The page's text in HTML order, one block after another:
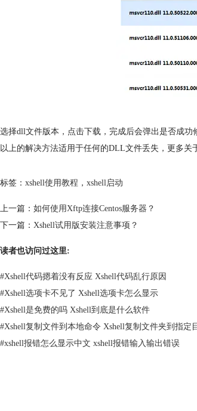
选择dll文件版本，点击下载，完成后会弹出是否成功
以上的解决方法适用于任何的DLL文件丢失，更多关
标签： xshell使用教程 ， xshell启动
上一篇： 如何使用Xftp连接Centos服务器？
下一篇： Xshell试用版安装注意事项？
读者也访问过这里:
#Xshell代码摁着没有反应 Xshell代码乱行原因
#Xshell选项卡不见了 Xshell选项卡怎么显示
#Xshell是免费的吗 Xshell到底是什么软件
#Xshell复制文件到本地命令 Xshell复制文件夹到指定
#xshell报错怎么显示中文 xshell报错输入输出错误